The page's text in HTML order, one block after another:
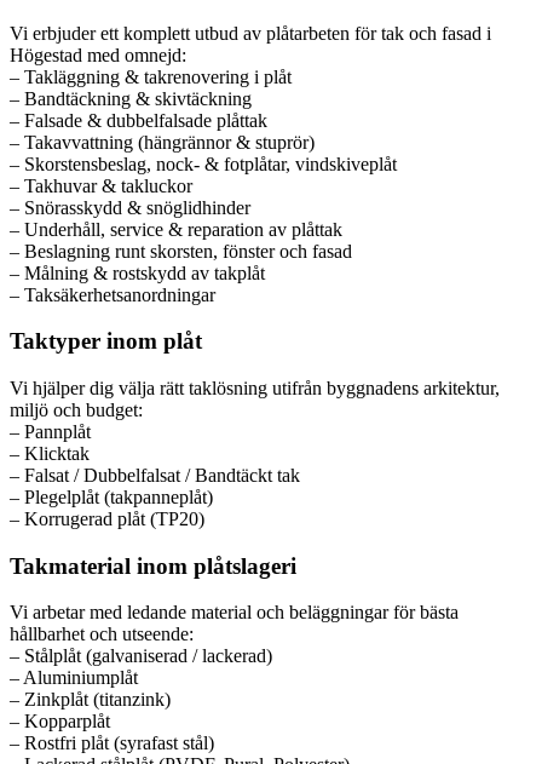
Vi erbjuder ett komplett utbud av plåtarbeten för tak och fasad i
Högestad med omnejd:
– Takläggning & takrenovering i plåt
– Bandtäckning & skivtäckning
– Falsade & dubbelfalsade plåttak
– Takavvattning (hängrännor & stuprör)
– Skorstensbeslag, nock- & fotplåtar, vindskiveplåt
– Takhuvar & takluckor
– Snörasskydd & snöglidhinder
– Underhåll, service & reparation av plåttak
– Beslagning runt skorsten, fönster och fasad
– Målning & rostskydd av takplåt
– Taksäkerhetsanordningar
Taktyper inom plåt
Vi hjälper dig välja rätt taklösning utifrån byggnadens arkitektur,
miljö och budget:
– Pannplåt
– Klicktak
– Falsat / Dubbelfalsat / Bandtäckt tak
– Plegelplåt (takpanneplåt)
– Korrugerad plåt (TP20)
Takmaterial inom plåtslageri
Vi arbetar med ledande material och beläggningar för bästa
hållbarhet och utseende:
– Stålplåt (galvaniserad / lackerad)
– Aluminiumplåt
– Zinkplåt (titanzink)
– Kopparplåt
– Rostfri plåt (syrafast stål)